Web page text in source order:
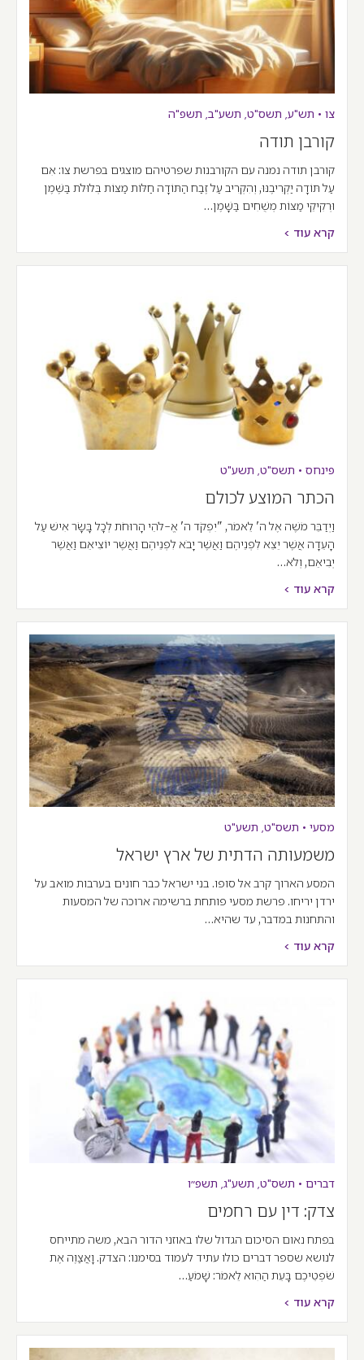
צו • תש"ע, תשס"ט, תשע"ב, תשפ"ה
קורבן תודה
קורבן תודה נמנה עם הקורבנות שפרטיהם מוצגים בפרשת צו: אִם
עַל תּוֹדָה יַקְרִיבֶנּוּ, וְהִקְרִיב עַל זֶבַח הַתּוֹדָה חַלּוֹת מַצּוֹת בְּלוּלֹת בַּשֶּׁמֶן
וּרְקִיקֵי מַצּוֹת מְשֻׁחִים בַּשָּׁמֶן…
קרא עוד >
פינחס • תשס"ט, תשע"ט
הכתר המוצע לכולם
וַיְדַבֵּר מֹשֶׁה אֶל ה' לֵאמֹר, "יִפְקֹד ה' אֱ-לֹהֵי הָרוּחֹת לְכָל בָּשָׂר אִישׁ עַל
הָעֵדָה אֲשֶׁר יֵצֵא לִפְנֵיהֶם וַאֲשֶׁר יָבֹא לִפְנֵיהֶם וַאֲשֶׁר יוֹצִיאֵם וַאֲשֶׁר
יְבִיאֵם, וְלֹא…
קרא עוד >
מסעי • תשס"ט, תשע"ט
משמעותה הדתית של ארץ ישראל
המסע הארוך קרב אל סופו. בני ישראל כבר חונים בערבות מואב על
ירדן יריחו. פרשת מסעי פותחת ברשימה ארוכה של המסעות
והתחנות במדבר, עד שהיא…
קרא עוד >
דברים • תשס"ט, תשע"ג, תשפ״ו
צדק: דין עם רחמים
בפתח נאום הסיכום הגדול שלו באוזני הדור הבא, משה מתייחס
לנושא שספר דברים כולו עתיד לעמוד בסימנו: הצדק. וָאֲצַוֶּה אֶת
שֹׁפְטֵיכֶם בָּעֵת הַהִוא לֵאמֹר: שָׁמֹעַ…
קרא עוד >